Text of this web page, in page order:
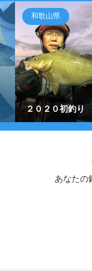
和歌山県
２０２０初釣り
あなたの